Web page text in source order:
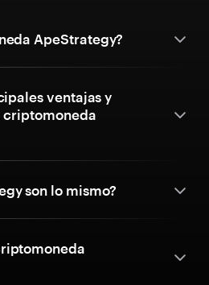
ApeStrategy?
ventajas y
criptomoneda
son lo mismo?